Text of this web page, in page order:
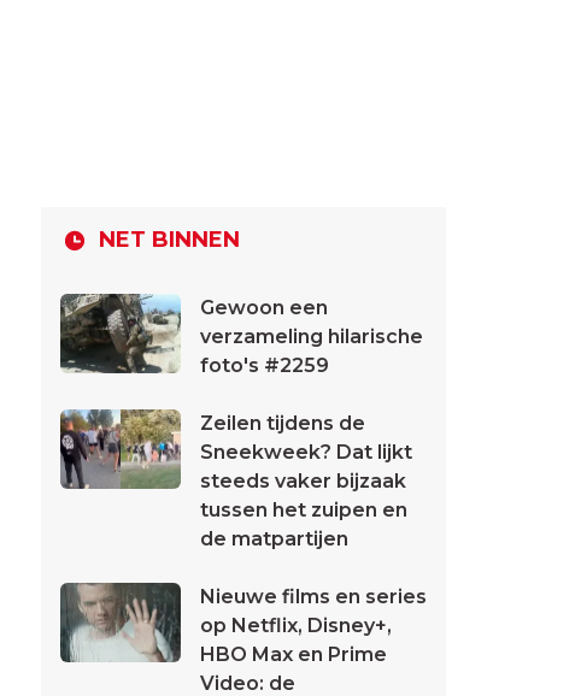
NET BINNEN
Gewoon een
verzameling hilarische
foto's #2259
Zeilen tijdens de
Sneekweek? Dat lijkt
steeds vaker bijzaak
tussen het zuipen en
de matpartijen
Nieuwe films en series
op Netflix, Disney+,
HBO Max en Prime
Video: de